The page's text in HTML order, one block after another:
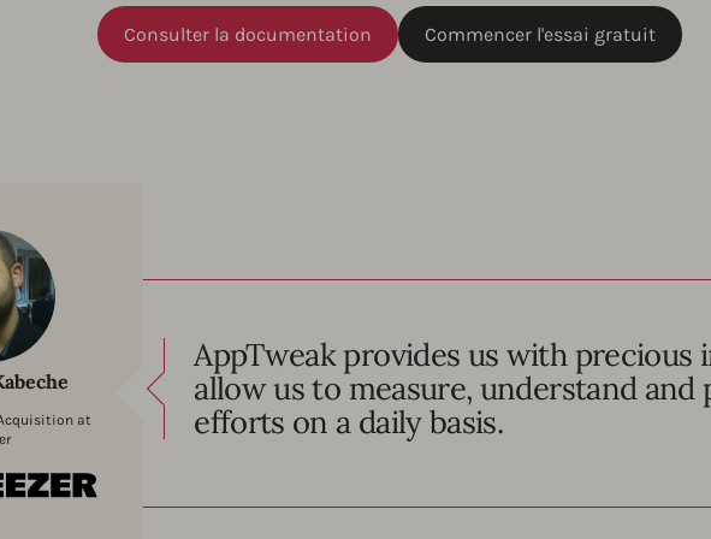
Consulter la documentation Commencer l'essai gratuit
at
AppTweak provides us with precious
allow us to measure, understand and
efforts on a daily basis.